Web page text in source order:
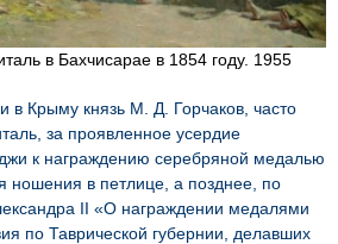
в Бахчисарае в 1854 году. 1955
в Крыму князь М. Д. Горчаков, часто
за проявленное усердие
к награждению серебряной медалью
ношения в петлице, а позднее, по
II «О награждении медалями
по Таврической губернии, делавших